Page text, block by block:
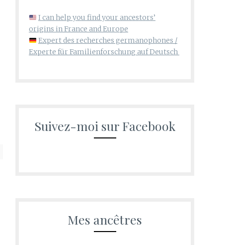
I can help you find your ancestors’
origins in France and Europe
Expert des recherches germanophones /
Experte für Familienforschung auf Deutsch
Suivez-moi sur Facebook
Mes ancêtres